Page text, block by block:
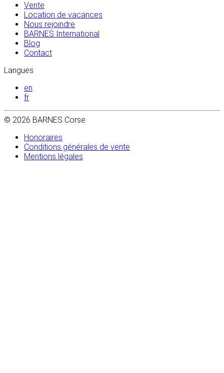
Vente
Location de vacances
Nous rejoindre
BARNES International
Blog
Contact
Langues
en
fr
© 2026 BARNES Corse
Honoraires
Conditions générales de vente
Mentions légales